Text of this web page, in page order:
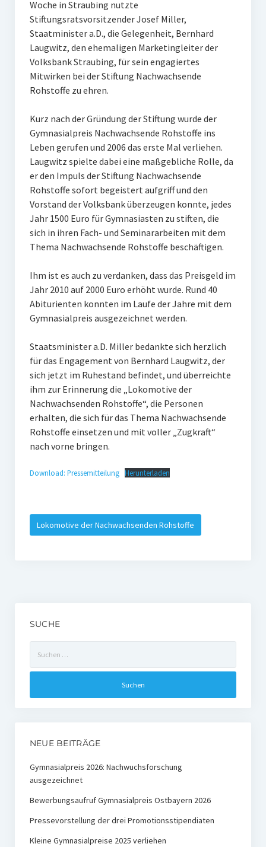
Gymnasialpreise
Aktuelles
Promotionsstipendien
Historie
Ehemalige Stiftungs-Mitglieder
Hochschulpreis der Stiftung Nachwachsende Rohstoffe
Medienpreis Nachwachsende Rohstoffe
Preisträger
Kontakt
Woche in Straubing nutzte
Stiftungsratsvorsitzender Josef Miller,
Staatminister a.D., die Gelegenheit, Bernhard
Laugwitz, den ehemaligen Marketingleiter der
Volksbank Straubing, für sein engagiertes
Mitwirken bei der Stiftung Nachwachsende
Rohstoffe zu ehren.
Kurz nach der Gründung der Stiftung wurde der
Gymnasialpreis Nachwachsende Rohstoffe ins
Leben gerufen und 2006 das erste Mal verliehen.
Laugwitz spielte dabei eine maßgebliche Rolle, da
er den Impuls der Stiftung Nachwachsende
Rohstoffe sofort begeistert aufgriff und den
Vorstand der Volksbank überzeugen konnte, jedes
Jahr 1500 Euro für Gymnasiasten zu stiften, die
sich in ihren Fach- und Seminararbeiten mit dem
Thema Nachwachsende Rohstoffe beschäftigen.
Ihm ist es auch zu verdanken, dass das Preisgeld im
Jahr 2010 auf 2000 Euro erhöht wurde. Rund 40
Abiturienten konnten im Laufe der Jahre mit dem
Gymnasialpreis ausgezeichnet werden.
Staatsminister a.D. Miller bedankte sich herzlich
für das Engagement von Bernhard Laugwitz, der
sich jetzt im Ruhestand befindet, und überreichte
ihm zur Erinnerung die „Lokomotive der
Nachwachsenden Rohstoffe“, die Personen
erhalten, die sich für das Thema Nachwachsende
Rohstoffe einsetzen und mit voller „Zugkraft“
nach vorne bringen.
Download: Pressemitteilung Herunterladen
Lokomotive der Nachwachsenden Rohstoffe
SUCHE
nach:
NEUE BEITRÄGE
Gymnasialpreis 2026: Nachwuchsforschung
ausgezeichnet
Bewerbungsaufruf Gymnasialpreis Ostbayern 2026
Pressevorstellung der drei Promotionsstipendiaten
Kleine Gymnasialpreise 2025 verliehen